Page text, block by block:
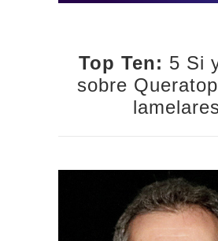
Top Ten: 5 Si
sobre
lamelares